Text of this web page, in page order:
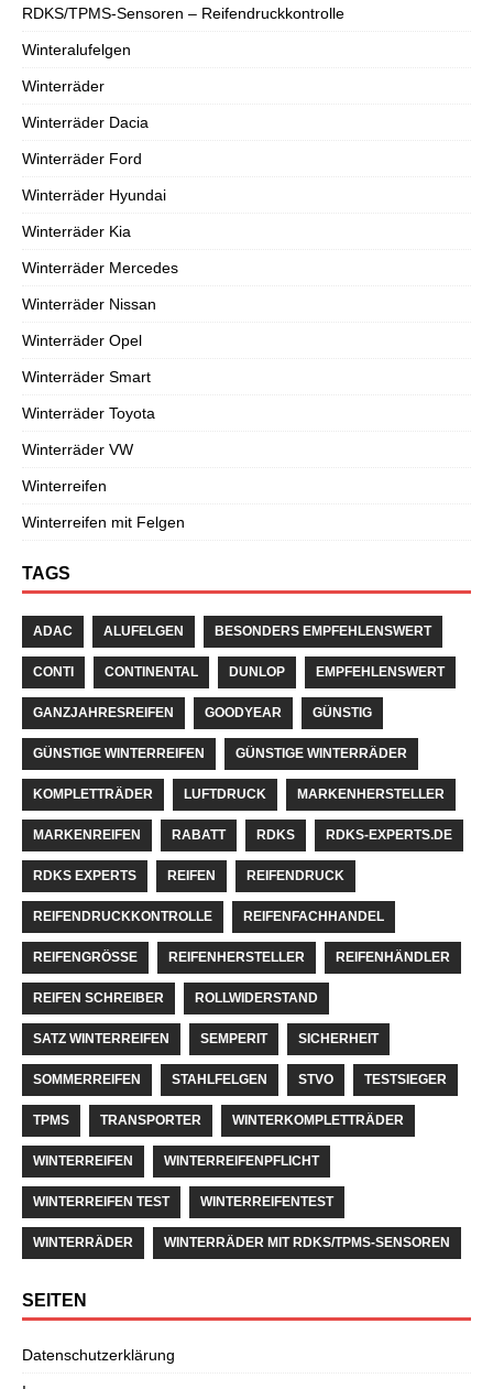
RDKS/TPMS-Sensoren – Reifendruckkontrolle
Winteralufelgen
Winterräder
Winterräder Dacia
Winterräder Ford
Winterräder Hyundai
Winterräder Kia
Winterräder Mercedes
Winterräder Nissan
Winterräder Opel
Winterräder Smart
Winterräder Toyota
Winterräder VW
Winterreifen
Winterreifen mit Felgen
TAGS
ADAC ALUFELGEN BESONDERS EMPFEHLENSWERT
CONTI CONTINENTAL DUNLOP EMPFEHLENSWERT
GANZJAHRESREIFEN GOODYEAR GÜNSTIG
GÜNSTIGE WINTERREIFEN GÜNSTIGE WINTERRÄDER
KOMPLETTRÄDER LUFTDRUCK MARKENHERSTELLER
MARKENREIFEN RABATT RDKS RDKS-EXPERTS.DE
RDKS EXPERTS REIFEN REIFENDRUCK
REIFENDRUCKKONTROLLE REIFENFACHHANDEL
REIFENGRÖSSE REIFENHERSTELLER REIFENHÄNDLER
REIFEN SCHREIBER ROLLWIDERSTAND
SATZ WINTERREIFEN SEMPERIT SICHERHEIT
SOMMERREIFEN STAHLFELGEN STVO TESTSIEGER
TPMS TRANSPORTER WINTERKOMPLETTRÄDER
WINTERREIFEN WINTERREIFENPFLICHT
WINTERREIFEN TEST WINTERREIFENTEST
WINTERRÄDER WINTERRÄDER MIT RDKS/TPMS-SENSOREN
SEITEN
Datenschutzerklärung